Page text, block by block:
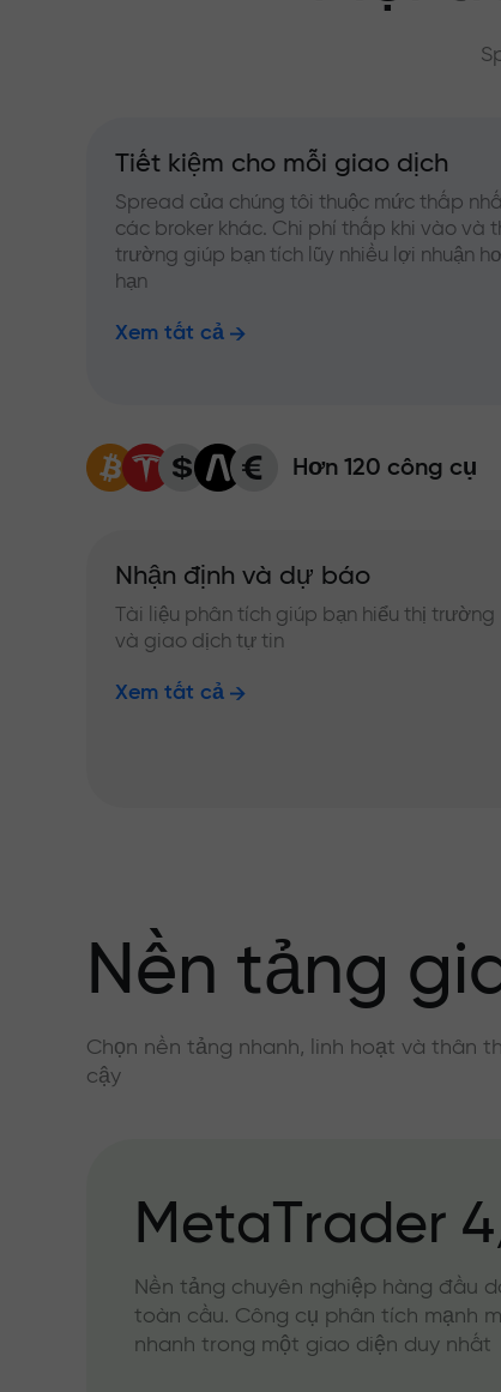
Tiết kiệm cho mỗi giao dịch
Spread của chúng tôi thuộc mức thấp
các broker khác. Chi phí thấp khi vào và
trường giúp bạn tích lũy nhiều lợi nhuận
hạn
Xem tất cả
Hơn 120 công cụ
Nhận định và dự báo
Tài liệu phân tích giúp bạn hiểu thị trường
và giao dịch tự tin
Xem tất cả
Nền tảng
Chọn nền tảng nhanh, linh hoạt và thân
cậy
MetaTrader
Nền tảng chuyên nghiệp hàng đầu
toàn cầu. Công cụ phân tích mạnh
nhanh trong một giao diện duy nhất